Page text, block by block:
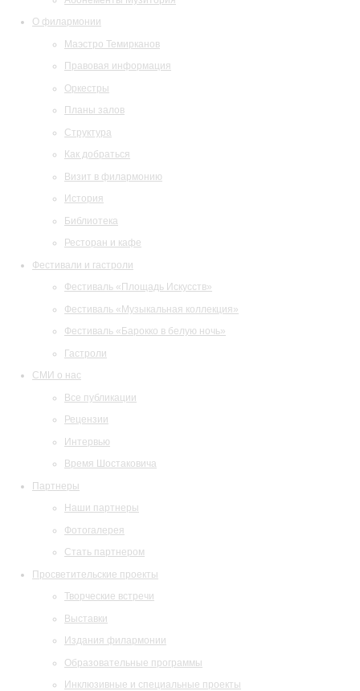
О филармонии
Маэстро Темирканов
Правовая информация
Оркестры
Планы залов
Структура
Как добраться
Визит в филармонию
История
Библиотека
Ресторан и кафе
Фестивали и гастроли
Фестиваль «Площадь Искусств»
Фестиваль «Музыкальная коллекция»
Фестиваль «Барокко в белую ночь»
Гастроли
СМИ о нас
Все публикации
Рецензии
Интервью
Время Шостаковича
Партнеры
Наши партнеры
Фотогалерея
Стать партнером
Просветительские проекты
Творческие встречи
Выставки
Издания филармонии
Образовательные программы
Инклюзивные и специальные проекты